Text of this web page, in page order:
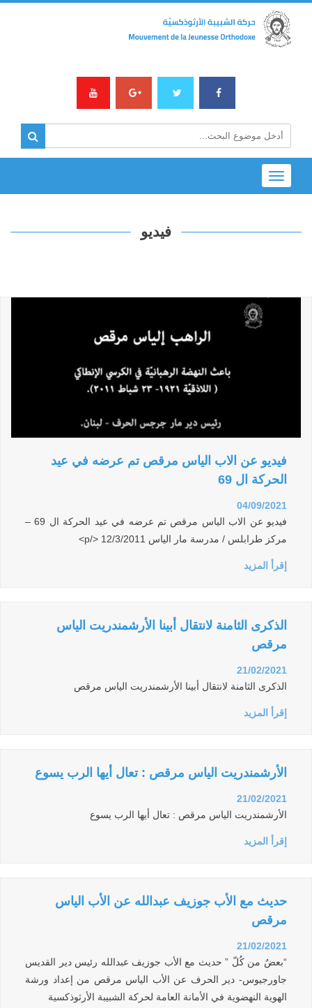
Toggle
navigation
فيديو
فيديو عن الاب الياس مرقص تم عرضه في عيد
الحركة ال 69
04/09/2021
فيديو عن الاب الياس مرقص تم عرضه في عيد الحركة ال 69 –
مركز طرابلس / مدرسة مار الياس 12/3/2011 </p>
إقرأ المزيد
الذكرى الثامنة لانتقال أبينا الأرشمندريت الياس
مرقص
21/02/2021
الذكرى الثامنة لانتقال أبينا الأرشمندريت الياس مرقص
إقرأ المزيد
الأرشمندريت الياس مرقص : تعال أيها الرب يسوع
21/02/2021
الأرشمندريت الياس مرقص : تعال أيها الرب يسوع
إقرأ المزيد
حديث مع الأب جوزيف عبدالله عن الأب الياس
مرقص
21/02/2021
“بعضٌ من كُلّ ” حديث مع الأب جوزيف عبدالله رئيس دير القديس
جاورجيوس- دير الحرف عن الأب الياس مرقص من إعداد ورشة
الهوية النهضوية في الأمانة العامة لحركة الشبيبة الأرثوذكسية